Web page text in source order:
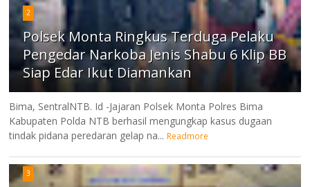
2
Polsek Monta Ringkus Terduga Pelaku
Pengedar Narkoba Jenis Shabu 6 Klip BB
Siap Edar Ikut Diamankan
Bima, SentralNTB. Id -Jajaran Polsek Monta Polres Bima
Kabupaten Polda NTB berhasil mengungkap kasus dugaan
tindak pidana peredaran gelap na... Readmore
3